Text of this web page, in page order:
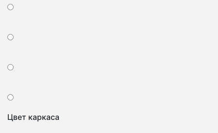
Цвет каркаса